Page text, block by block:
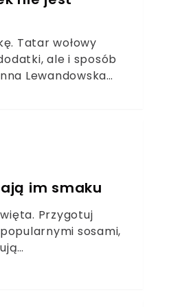
Tatar wołowy
ale i sposób
Lewandowska
sprawdzą się do
danie podaje z
składniki, np.
im smaku
Przygotuj
sosami,